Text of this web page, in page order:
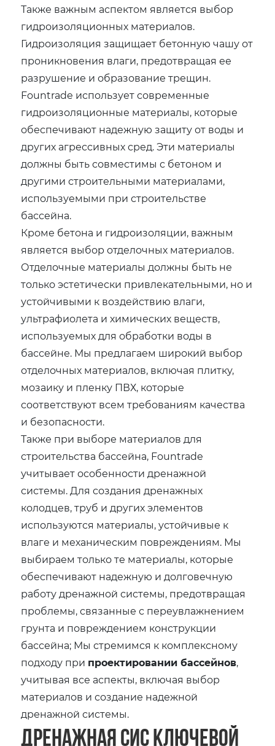
Также важным аспектом является выбор
гидроизоляционных материалов.
Гидроизоляция защищает бетонную чашу от
проникновения влаги, предотвращая ее
разрушение и образование трещин.
Fountrade использует современные
гидроизоляционные материалы, которые
обеспечивают надежную защиту от воды и
других агрессивных сред. Эти материалы
должны быть совместимы с бетоном и
другими строительными материалами,
используемыми при строительстве
бассейна.
Кроме бетона и гидроизоляции, важным
является выбор отделочных материалов.
Отделочные материалы должны быть не
только эстетически привлекательными, но и
устойчивыми к воздействию влаги,
ультрафиолета и химических веществ,
используемых для обработки воды в
бассейне. Мы предлагаем широкий выбор
отделочных материалов, включая плитку,
мозаику и пленку ПВХ, которые
соответствуют всем требованиям качества
и безопасности.
Также при выборе материалов для
строительства бассейна, Fountrade
учитывает особенности дренажной
системы. Для создания дренажных
колодцев, труб и других элементов
используются материалы, устойчивые к
влаге и механическим повреждениям. Мы
выбираем только те материалы, которые
обеспечивают надежную и долговечную
работу дренажной системы, предотвращая
проблемы, связанные с переувлажнением
грунта и повреждением конструкции
бассейна; Мы стремимся к комплексному
подходу при проектировании бассейнов,
учитывая все аспекты, включая выбор
материалов и создание надежной
дренажной системы.
Дренажная сис ключевой